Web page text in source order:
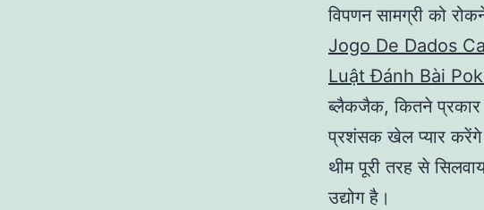
विपणन सामग्री को
Jogo De Dados
Luật Đánh Bài
ब्लैकजैक, कितने
प्रशंसक खेल प्यार
थीम पूरी तरह से
उद्योग है।